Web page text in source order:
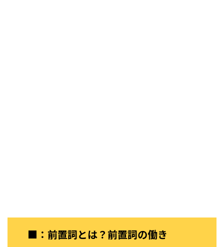
■：前置詞とは？前置詞の働き